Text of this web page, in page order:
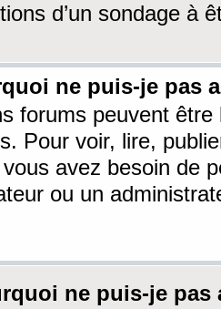
d’un sondage à
ne puis-je pas
forums peuvent être
Pour voir, lire,
avez besoin de
ou un
ne puis-je